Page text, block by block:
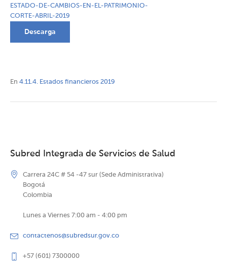
ESTADO-DE-CAMBIOS-EN-EL-PATRIMONIO-
CORTE-ABRIL-2019
Descarga
En 4.11.4. Estados financieros 2019
Subred Integrada de Servicios de Salud
Carrera 24C # 54 -47 sur (Sede Administrativa)
Bogotá
Colombia
Lunes a Viernes 7:00 am - 4:00 pm
contactenos@subredsur.gov.co
+57 (601) 7300000